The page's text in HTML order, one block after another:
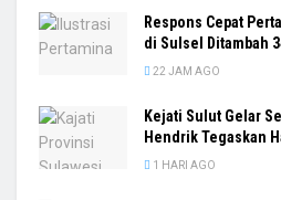
Respons Cepat
di Sulsel Ditambah
22 JAM AGO
Kejati Sulut Gelar
Hendrik Tegaskan
1 HARI AGO